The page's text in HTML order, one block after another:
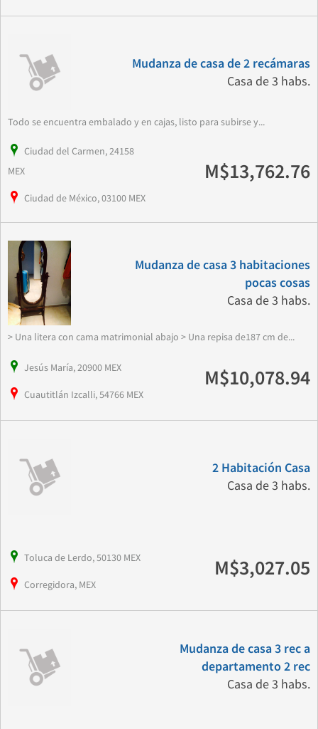
Mudanza de casa de 2 recámaras
Casa de 3 habs.
Todo se encuentra embalado y en cajas, listo para subirse y...
Ciudad del Carmen, 24158
MEX
Ciudad de México, 03100 MEX
M$13,762.76
Mudanza de casa 3 habitaciones
pocas cosas
Casa de 3 habs.
> Una litera con cama matrimonial abajo > Una repisa de187 cm de...
Jesús María, 20900 MEX
Cuautitlán Izcalli, 54766 MEX
M$10,078.94
2 Habitación Casa
Casa de 3 habs.
Toluca de Lerdo, 50130 MEX
Corregidora, MEX
M$3,027.05
Mudanza de casa 3 rec a
departamento 2 rec
Casa de 3 habs.